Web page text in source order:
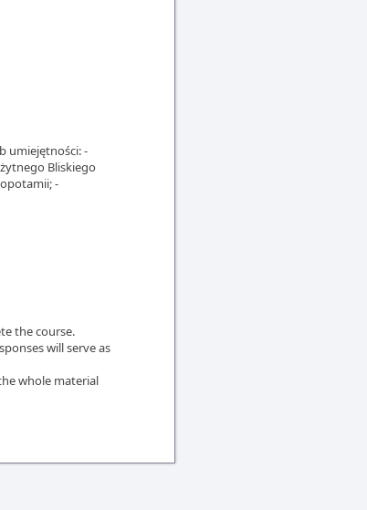
umiejętności: -
Bliskiego
-
the course.
will serve as
whole material